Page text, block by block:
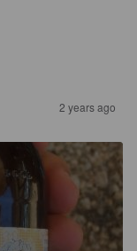
2 years ago